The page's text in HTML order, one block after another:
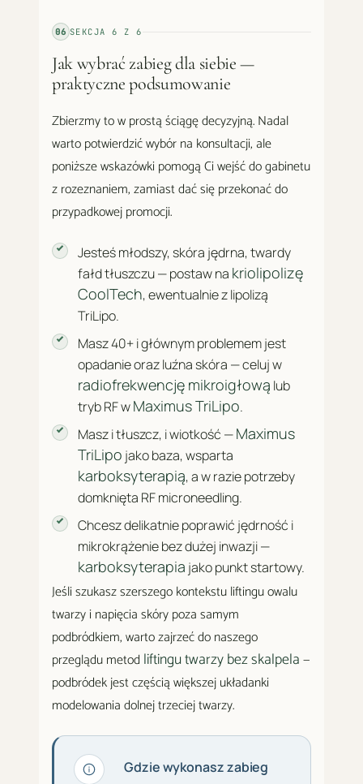
06 SEKCJA6 Z6
Jak wybrać zabieg dla siebie —
praktyczne podsumowanie
Zbierzmy to w prostą ściągę decyzyjną. Nadal
warto potwierdzić wybór na konsultacji, ale
poniższe wskazówki pomogą Ci wejść do gabinetu
z rozeznaniem, zamiast dać się przekonać do
przypadkowej promocji.
Jesteś młodszy, skóra jędrna, twardy
fałd tłuszczu — postaw na kriolipolizę
CoolTech, ewentualnie z lipolizą
TriLipo.
Masz 40+ i głównym problemem jest
opadanie oraz luźna skóra — celuj w
radiofrekwencję mikroigłową lub
tryb RF wMaximus TriLipo.
Masz i tłuszcz, i wiotkość —Maximus
TriLipo jako baza, wsparta
karboksyterapią, a w razie potrzeby
domknięta RF microneedling.
Chcesz delikatnie poprawić jędrność i
mikrokrążenie bez dużej inwazji —
karboksyterapia jako punkt startowy.
Jeśli szukasz szerszego kontekstu liftingu owalu
twarzy i napięcia skóry poza samym
podbródkiem, warto zajrzeć do naszego
przeglądu metod liftingu twarzy bez skalpela—
podbródek jest częścią większej układanki
modelowania dolnej trzeciej twarzy.
Gdzie wykonasz zabieg